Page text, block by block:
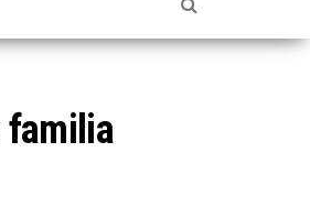
familia